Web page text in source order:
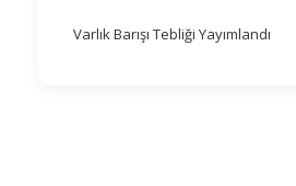
Varlık Barışı Tebliği Yayımlandı